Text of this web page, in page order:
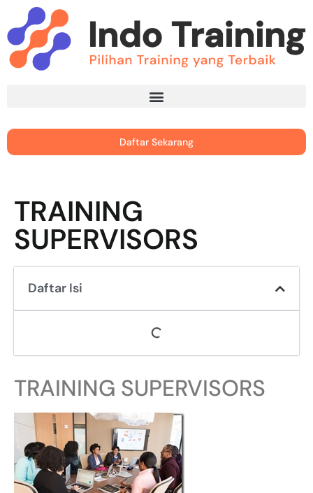
Daftar Sekarang
TRAINING
SUPERVISORS
Daftar Isi
TRAINING SUPERVISORS